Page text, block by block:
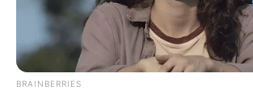
BRAINBERRIES